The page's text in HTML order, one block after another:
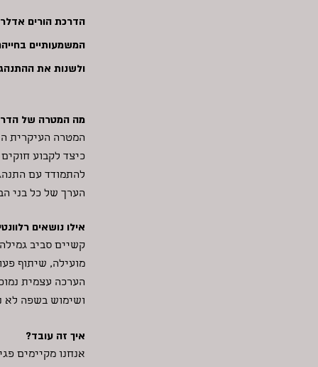
הדרכת הורים
המשמעותיים
ולשנות את
מה המטרה של
המטרה העיקרית
כיצד לקבוע
להתמודד עם
הערך של כל בני
אילו נושאים
קשיים סביב
מועילה, שיתוף
הערכה עצמית
ושימוש בשפה לא
איך זה עובד?
אנחנו מקיימים